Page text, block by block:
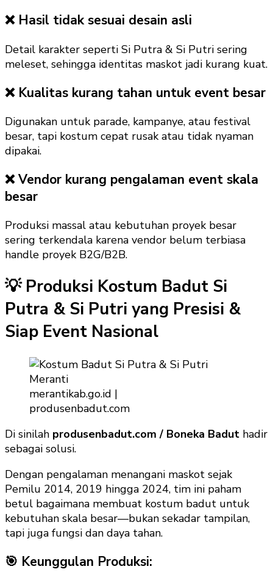
❌ Hasil tidak sesuai desain asli
Detail karakter seperti Si Putra & Si Putri sering
meleset, sehingga identitas maskot jadi kurang kuat.
❌ Kualitas kurang tahan untuk event besar
Digunakan untuk parade, kampanye, atau festival
besar, tapi kostum cepat rusak atau tidak nyaman
dipakai.
❌ Vendor kurang pengalaman event skala
besar
Produksi massal atau kebutuhan proyek besar
sering terkendala karena vendor belum terbiasa
handle proyek B2G/B2B.
💡 Produksi Kostum Badut Si
Putra & Si Putri yang Presisi &
Siap Event Nasional
merantikab.go.id |
produsenbadut.com
Di sinilah produsenbadut.com / Boneka Badut hadir
sebagai solusi.
Dengan pengalaman menangani maskot sejak
Pemilu 2014, 2019 hingga 2024, tim ini paham
betul bagaimana membuat kostum badut untuk
kebutuhan skala besar—bukan sekadar tampilan,
tapi juga fungsi dan daya tahan.
🎯 Keunggulan Produksi: